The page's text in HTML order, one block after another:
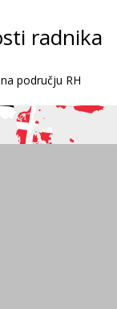
radnika
području RH